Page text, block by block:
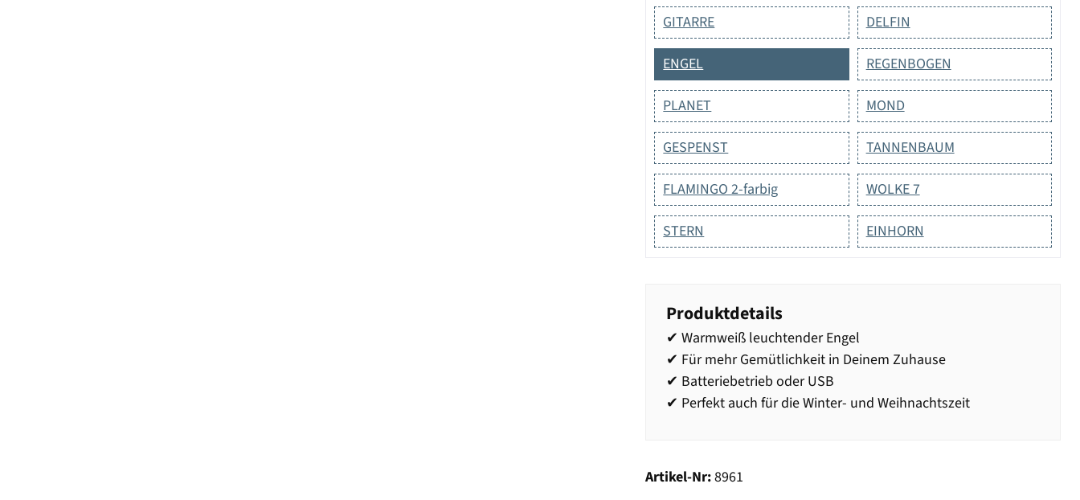
GITARRE DELFIN
ENGEL REGENBOGEN
PLANET MOND
GESPENST TANNENBAUM
FLAMINGO 2-farbig WOLKE 7
STERN EINHORN
Produktdetails
✔ Warmweiß leuchtender Engel
✔ Für mehr Gemütlichkeit in Deinem Zuhause
✔ Batteriebetrieb oder USB
✔ Perfekt auch für die Winter- und Weihnachtszeit
Artikel-Nr:8961